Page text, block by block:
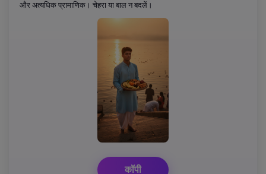
और अत्यधिक प्रामाणिक। चेहरा या बाल न बदलें।
कॉपी